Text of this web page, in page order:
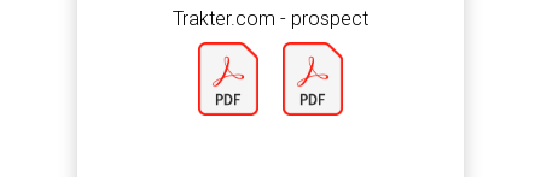
Trakter.com - prospect